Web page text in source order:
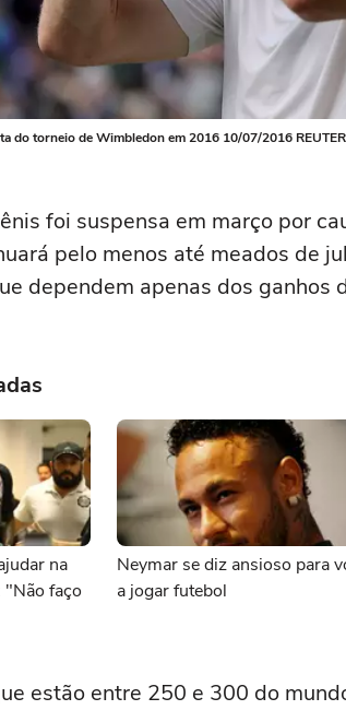
do torneio de Wimbledon em 2016 10/07/2016
foi suspensa em março por
pelo menos até meados de
dependem apenas dos ganhos
na
faço
Neymar se diz ansioso para
a jogar futebol
estão entre 250 e 300 do